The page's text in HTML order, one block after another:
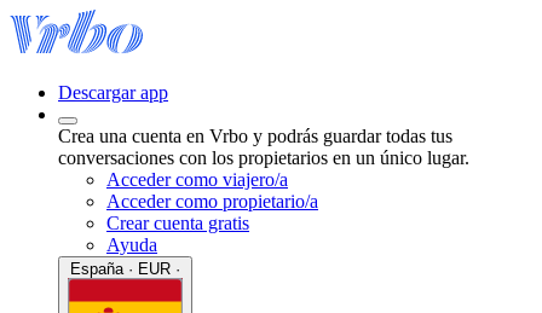
Descargar app
Crea una cuenta en Vrbo y podrás guardar todas tus
conversaciones con los propietarios en un único lugar.
Acceder como viajero/a
Acceder como propietario/a
Crear cuenta gratis
Ayuda